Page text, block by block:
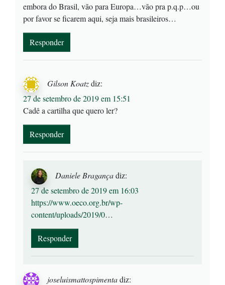
embora do Brasil, vão para Europa…vão pra p.q.p…ou
por favor se ficarem aqui, seja mais brasileiros…
Responder
Gilson Koatzdiz:
27 de setembro de 2019 em 15:51
Cadê a cartilha que quero ler?
Responder
Daniele Bragançadiz:
27 de setembro de 2019 em 16:03
https://www.oeco.org.br/wp-
content/uploads/2019/0…
Responder
joseluismattospimentadiz: